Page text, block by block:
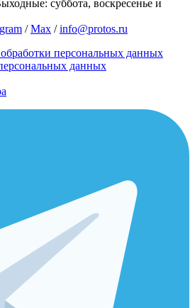
суббота, воскресенье и
/Max /info@protos.ru
персональных данных
данных